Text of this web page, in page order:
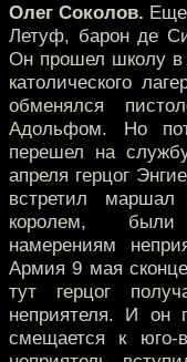
Олег Соколов.
Летуф, барон де
Он прошел школу в
католического
обменялся
Адольфом. Но
перешел на
апреля герцог
встретил маршал
королем, были
намерениям
Армия 9 мая
тут герцог
неприятеля. И он
смещается к юго-